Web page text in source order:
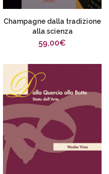
Champagne dalla tradizione
alla scienza
59,00€